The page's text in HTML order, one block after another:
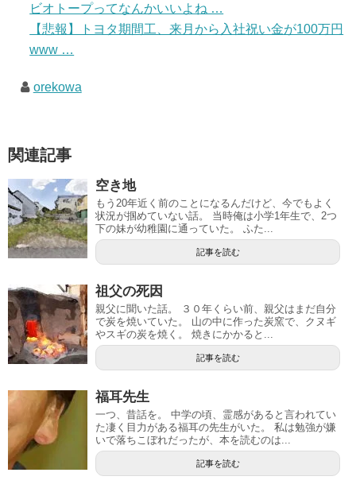
ビオトープってなんかいいよね …
【悲報】トヨタ期間工、来月から入社祝い金が100万円
www …
orekowa
関連記事
空き地
もう20年近く前のことになるんだけど、今でもよく
状況が掴めていない話。 当時俺は小学1年生で、2つ
下の妹が幼稚園に通っていた。 ふた...
記事を読む
祖父の死因
親父に聞いた話。 ３０年くらい前、親父はまだ自分
で炭を焼いていた。 山の中に作った炭窯で、クヌギ
やスギの炭を焼く。 焼きにかかると...
記事を読む
福耳先生
一つ、昔話を。 中学の頃、霊感があると言われてい
た凄く目力がある福耳の先生がいた。 私は勉強が嫌
いで落ちこぼれだったが、本を読むのは...
記事を読む